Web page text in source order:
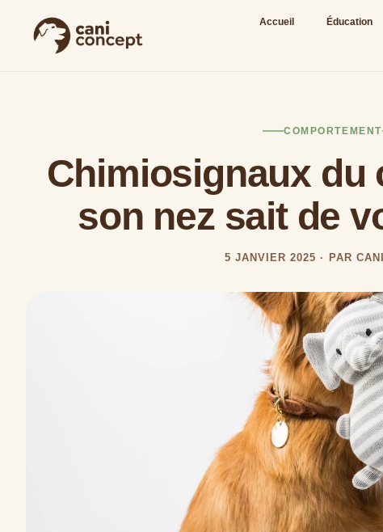
Accueil Éducation
COMPORTEMENT
Chimiosignaux du
son nez sait de
5 JANVIER 2025 · PAR